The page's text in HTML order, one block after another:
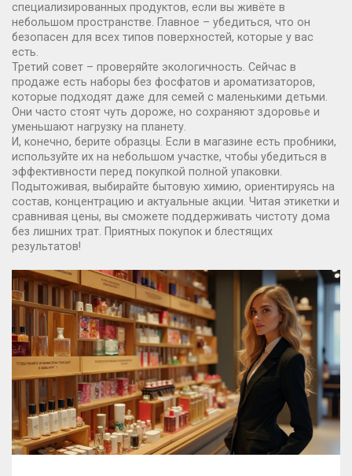
специализированных продуктов, если вы живёте в
небольшом пространстве. Главное – убедиться, что он
безопасен для всех типов поверхностей, которые у вас
есть.
Третий совет – проверяйте экологичность. Сейчас в
продаже есть наборы без фосфатов и ароматизаторов,
которые подходят даже для семей с маленькими детьми.
Они часто стоят чуть дороже, но сохраняют здоровье и
уменьшают нагрузку на планету.
И, конечно, берите образцы. Если в магазине есть пробники,
используйте их на небольшом участке, чтобы убедиться в
эффективности перед покупкой полной упаковки.
Подытоживая, выбирайте бытовую химию, ориентируясь на
состав, концентрацию и актуальные акции. Читая этикетки и
сравнивая цены, вы сможете поддерживать чистоту дома
без лишних трат. Приятных покупок и блестящих
результатов!